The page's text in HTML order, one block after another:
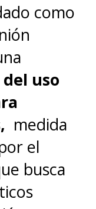
como
uso
medida
el
busca